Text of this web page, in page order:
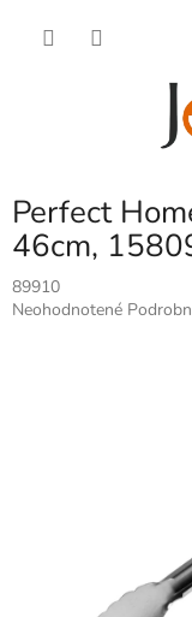
Perfect
46cm,
89910
Priemerné
Neohodnotené